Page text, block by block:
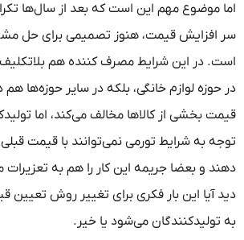
اما موضوع مهم این است که بعد از سال‌ها
سر افزایش قیمت، هنوز تصمیمی برای حل
است. در این شرایط مصرف کننده هم
در حوزه لوازم خانگی، بلکه در سایر حوزه‌ها
قیمت بخشی از کالاها مخالف می‌کند، اما
توجه به شرایط تورمی نمی‌توانند با قیمت قبلی
دهند و بعضا جریمه این کار را هم به تعزیرات
دید آیا این بار فکری برای تغییر روش تعیین
به تولیدکنندگان می‌شود یا خیر.